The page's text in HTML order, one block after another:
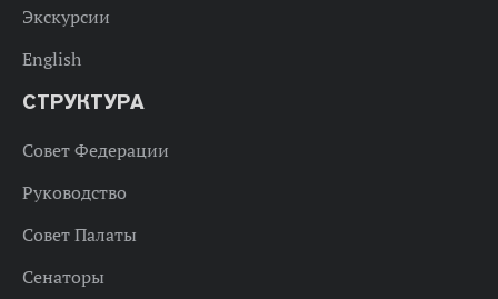
Экскурсии
English
СТРУКТУРА
Совет Федерации
Руководство
Совет Палаты
Сенаторы